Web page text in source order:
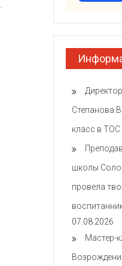
Степанова
класс в ТОС
школы
провела
07.08.2026
Мастер-